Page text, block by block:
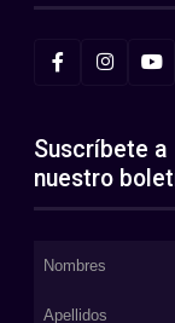
Suscríbete a
nuestro